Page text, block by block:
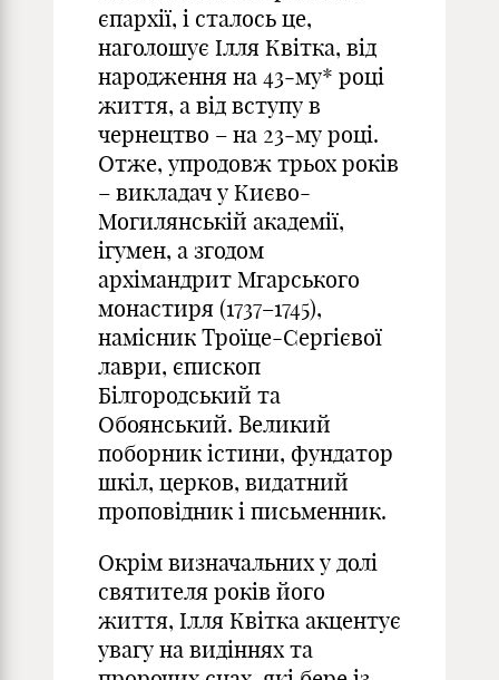
єпархії, і сталось це,
наголошує Ілля Квітка, від
народження на 43‑му* році
життя, а від вступу в
чернецтво – на 23‑му році.
Отже, упродовж трьох років
– викладач у Києво-
Могилянській академії,
ігумен, а згодом
архімандрит Мгарського
монастиря (1737–1745),
намісник Троїце-Сергієвої
лаври, єпископ
Білгородський та
Обоянський. Великий
поборник істини, фундатор
шкіл, церков, видатний
проповідник і письменник.
Окрім визначальних у долі
святителя років його
життя, Ілля Квітка акцентує
увагу на видіннях та